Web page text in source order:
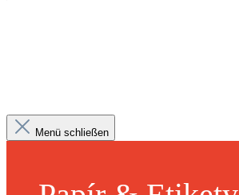
Menü schließen